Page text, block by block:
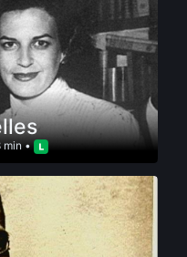
min •